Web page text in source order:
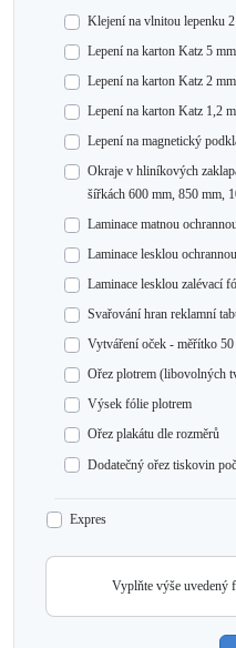
Klejení na vlnitou lepenku
Lepení na karton Katz 5
Lepení na karton Katz 2
Lepení na karton Katz 1,2
Lepení na magnetický
Okraje v hliníkových
šířkách 600 mm, 850 mm,
Laminace matnou
Laminace lesklou
Laminace lesklou zalévací
Svařování hran reklamní
Vytváření oček - měřítko 50
Ořez plotrem (libovolných
Výsek fólie plotrem
Ořez plakátu dle rozměrů
Dodatečný ořez tiskovin
Expres
Vyplňte výše uvedený